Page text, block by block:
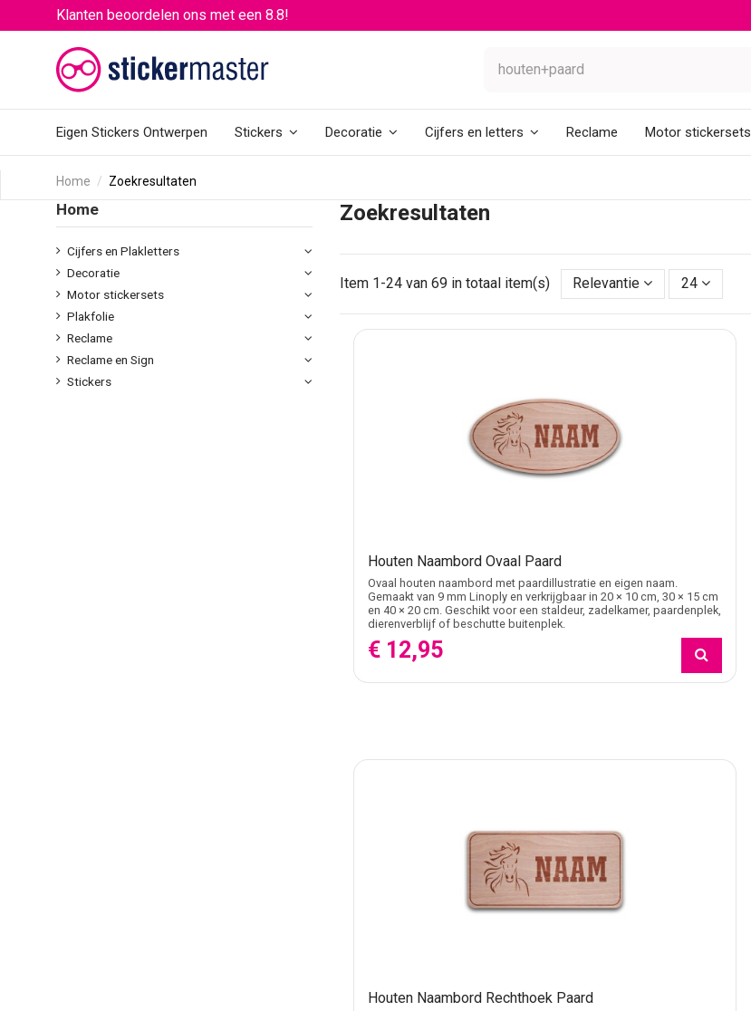
Klanten beoordelen ons met een 8.8!
Eigen Stickers Ontwerpen Stickers Decoratie Cijfers en letters Reclame Motor stickersets
Home Zoekresultaten
Zoekresultaten
Item 1-24 van 69 in totaal item(s) Relevantie 24
Houten Naambord Ovaal Paard
Ovaal houten naambord met paardillustratie en eigen naam.
Gemaakt van 9 mm Linoply en verkrijgbaar in 20 × 10 cm, 30 × 15 cm
en 40 × 20 cm. Geschikt voor een staldeur, zadelkamer, paardenplek,
dierenverblijf of beschutte buitenplek.
€ 12,95
Houten Naambord Rechthoek Paard
Home
Cijfers en Plakletters
Decoratie
Motor stickersets
Plakfolie
Reclame
Reclame en Sign
Stickers